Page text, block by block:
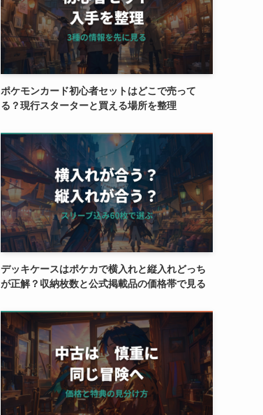
ポケモンカード初心者セットはどこで売って
る？現行スターターと買える場所を整理
デッキケースはポケカで横入れと縦入れどっち
が正解？収納枚数と公式掲載品の価格帯で見る